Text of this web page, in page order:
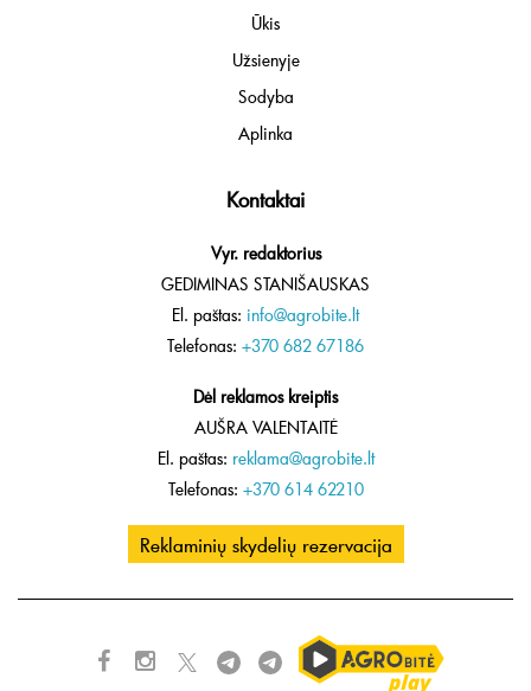
Ūkis
Užsienyje
Sodyba
Aplinka
Kontaktai
Vyr. redaktorius
GEDIMINAS STANIŠAUSKAS
El. paštas: info@agrobite.lt
Telefonas: +370 682 67186
Dėl reklamos kreiptis
AUŠRA VALENTAITĖ
El. paštas: reklama@agrobite.lt
Telefonas: +370 614 62210
Reklaminių skydelių rezervacija